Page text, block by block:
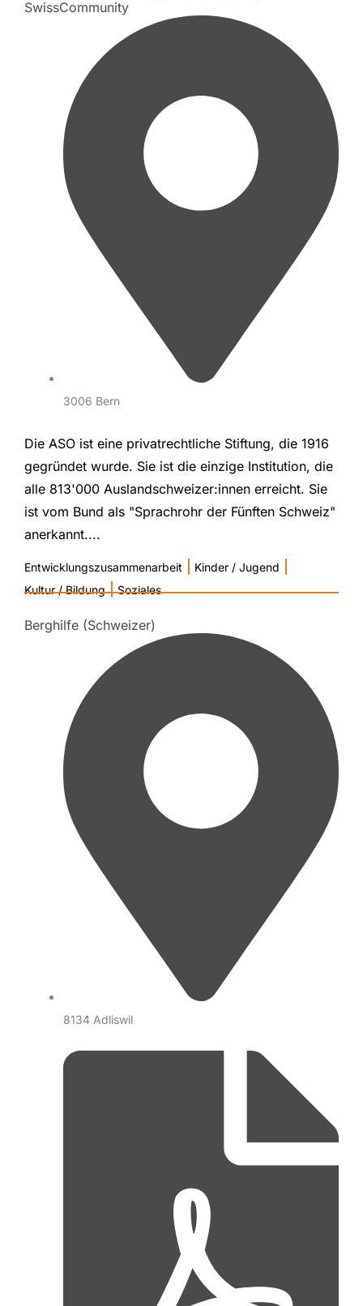
SwissCommunity
3006 Bern
Die ASO ist eine privatrechtliche Stiftung, die 1916
gegründet wurde. Sie ist die einzige Institution, die
alle 813'000 Auslandschweizer:innen erreicht. Sie
ist vom Bund als "Sprachrohr der Fünften Schweiz"
anerkannt....
Entwicklungszusammenarbeit Kinder / Jugend
Kultur / Bildung | Soziales
Berghilfe (Schweizer)
8134 Adliswil